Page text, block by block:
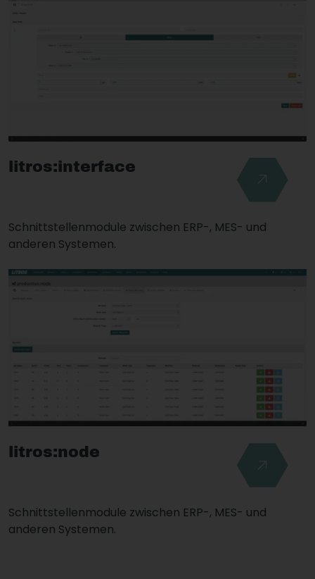
litros:interface
Schnittstellenmodule zwischen ERP-, MES- und
anderen Systemen.
litros:node
Schnittstellenmodule zwischen ERP-, MES- und
anderen Systemen.